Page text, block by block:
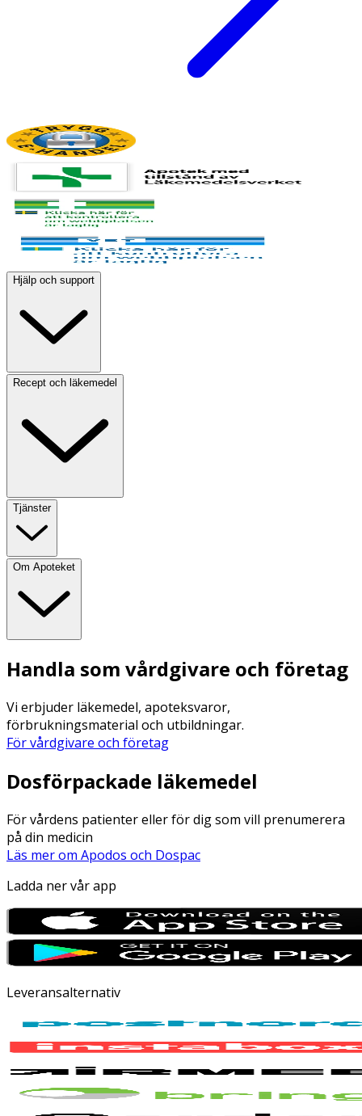
Hjälp och support
Recept och läkemedel
Tjänster
Om Apoteket
Handla som vårdgivare och företag
Vi erbjuder läkemedel, apoteksvaror,
förbrukningsmaterial och utbildningar.
För vårdgivare och företag
Dosförpackade läkemedel
För vårdens patienter eller för dig som vill prenumerera
på din medicin
Läs mer om Apodos och Dospac
Ladda ner vår app
Leveransalternativ